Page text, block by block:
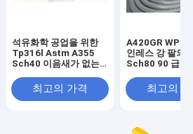
석유화학 공업을 위한
Tp316l Astm A355
Sch40 이음새가 없는
최고의 가격
A420GR
인레스 강 팔의
Sch80 90 급 파
최고의